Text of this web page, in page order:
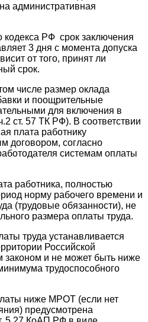
административная
кодекса РФ срок заключения
3 дня с момента допуска
от того, принят ли
срок.
числе размер оклада
и поощрительные
для включения в
ст. 57 ТК РФ). В соответствии
плата работнику
договором, согласно
системам оплаты
работника, полностью
норму рабочего времени и
(трудовые обязанности), не
размера оплаты труда.
труда устанавливается
Российской
и не может быть ниже
трудоспособного
ниже МРОТ (если нет
предусмотрена